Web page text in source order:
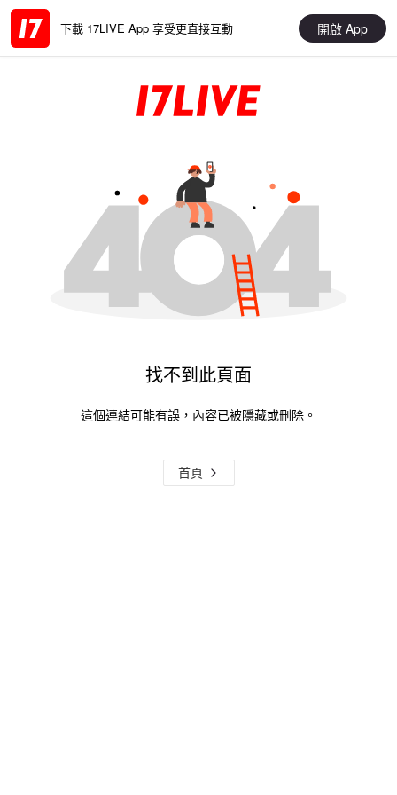
下載 17LIVE App 享受更直接互動 開啟 App
找不到此頁面
這個連結可能有誤，內容已被隱藏或刪除。
首頁